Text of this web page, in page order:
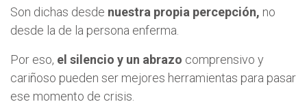
Son dichas desde nuestra propia percepción, no
desde la de la persona enferma.
Por eso, el silencio y un abrazo comprensivo y
cariñoso pueden ser mejores herramientas para pasar
ese momento de crisis.